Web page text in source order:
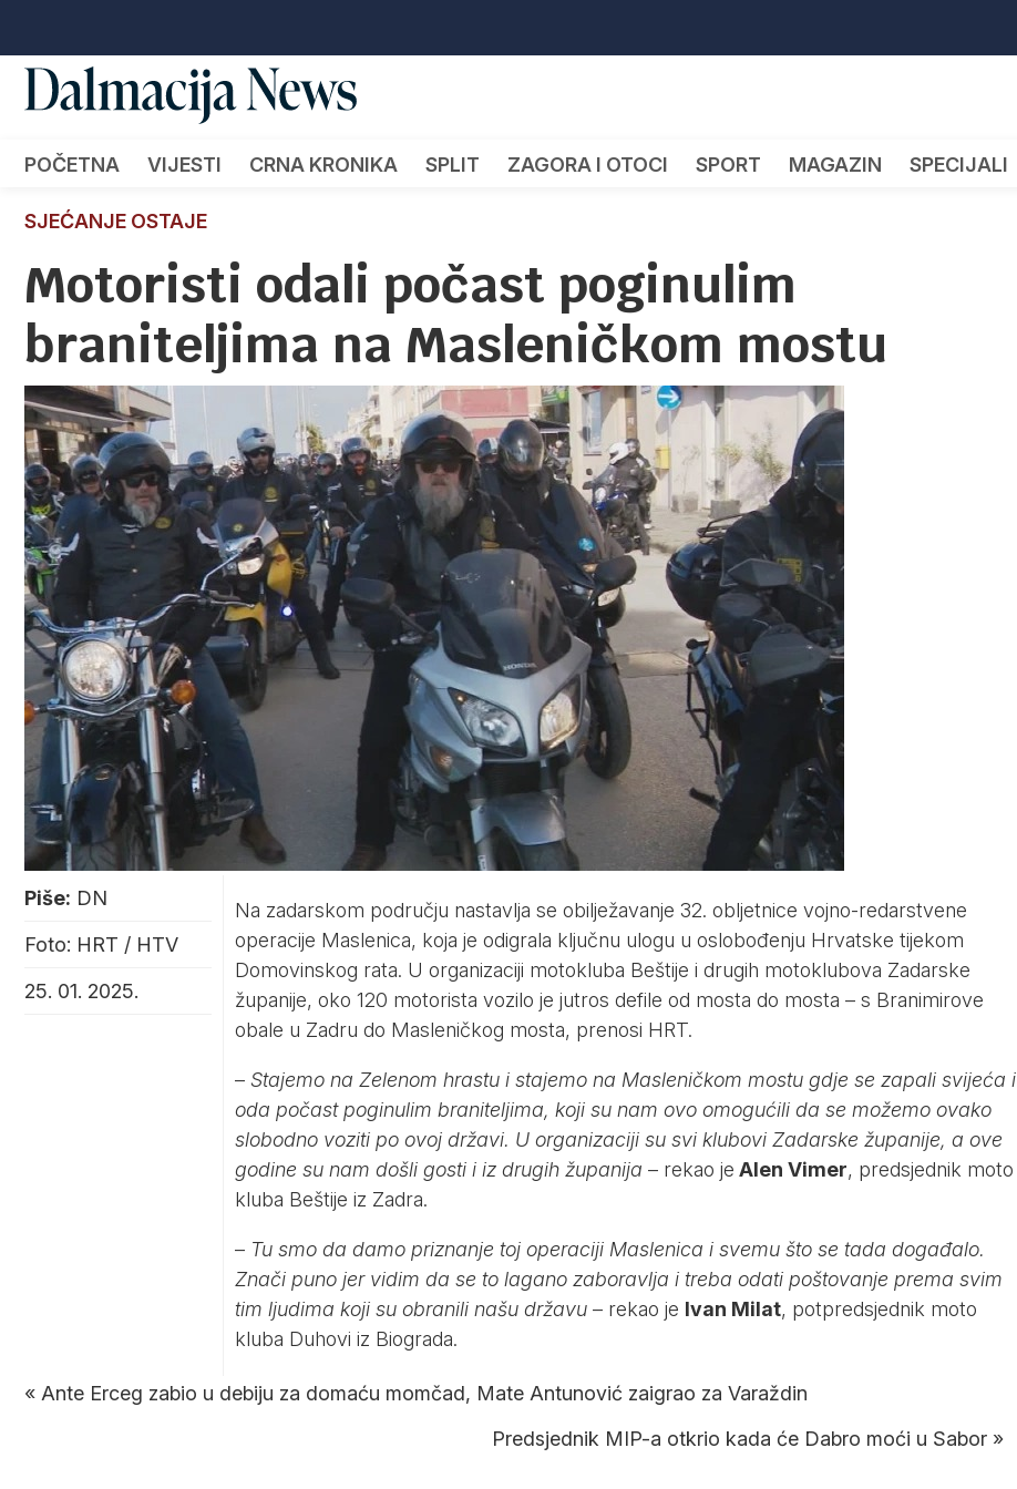
POČETNA VIJESTI CRNA KRONIKA SPLIT ZAGORA I OTOCI SPORT MAGAZIN SPECIJALI
SJEĆANJE OSTAJE
Motoristi odali počast poginulim
braniteljima na Masleničkom mostu
Piše: DN
Foto: HRT / HTV
25. 01. 2025.
Na zadarskom području nastavlja se obilježavanje 32. obljetnice vojno-redarstvene
operacije Maslenica, koja je odigrala ključnu ulogu u oslobođenju Hrvatske tijekom
Domovinskog rata. U organizaciji motokluba Beštije i drugih motoklubova Zadarske
županije, oko 120 motorista vozilo je jutros defile od mosta do mosta – s Branimirove
obale u Zadru do Masleničkog mosta, prenosi HRT.
– Stajemo na Zelenom hrastu i stajemo na Masleničkom mostu gdje se zapali svijeća i
oda počast poginulim braniteljima, koji su nam ovo omogućili da se možemo ovako
slobodno voziti po ovoj državi. U organizaciji su svi klubovi Zadarske županije, a ove
godine su nam došli gosti i iz drugih županija – rekao je Alen Vimer, predsjednik moto
kluba Beštije iz Zadra.
–Tu smo da damo priznanje toj operaciji Maslenica i svemu što se tada događalo.
Znači puno jer vidim da se to lagano zaboravlja i treba odati poštovanje prema svim
tim ljudima koji su obranili našu državu– rekao je Ivan Milat, potpredsjednik moto
kluba Duhovi iz Biograda.
« Ante Erceg zabio u debiju za domaću momčad, Mate Antunović zaigrao za Varaždin
Predsjednik MIP-a otkrio kada će Dabro moći u Sabor »